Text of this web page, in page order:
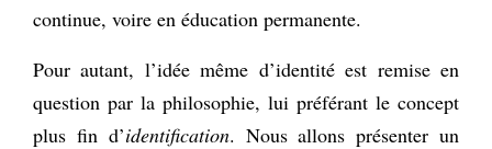
continue, voire en éducation permanente.
Pour autant, l’idée même d’identité est remise en
question par la philosophie, lui préférant le concept
plus fin d’identification. Nous allons présenter un